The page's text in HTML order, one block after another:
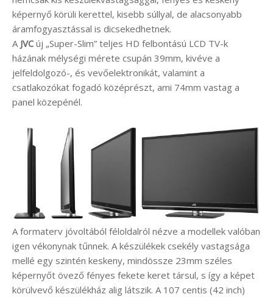
képernyő körüli kerettel, kisebb súllyal, de alacsonyabb
áramfogyasztással is dicsekedhetnek.
A JVCúj „Super-Slim” teljes HD felbontású LCD TV-k
házának mélységi mérete csupán 39mm, kivéve a
jelfeldolgozó-, és vevőelektronikát, valamint a
csatlakozókat fogadó középrészt, ami 74mm vastag a
panel közepénél.
A formaterv jóvoltából féloldalról nézve a modellek valóban
igen vékonynak tűnnek. A készülékek csekély vastagsága
mellé egy szintén keskeny, mindössze 23mm széles
képernyőt övező fényes fekete keret társul, s így a képet
körülvevő készülékház alig látszik. A 107 centis (42 inch)